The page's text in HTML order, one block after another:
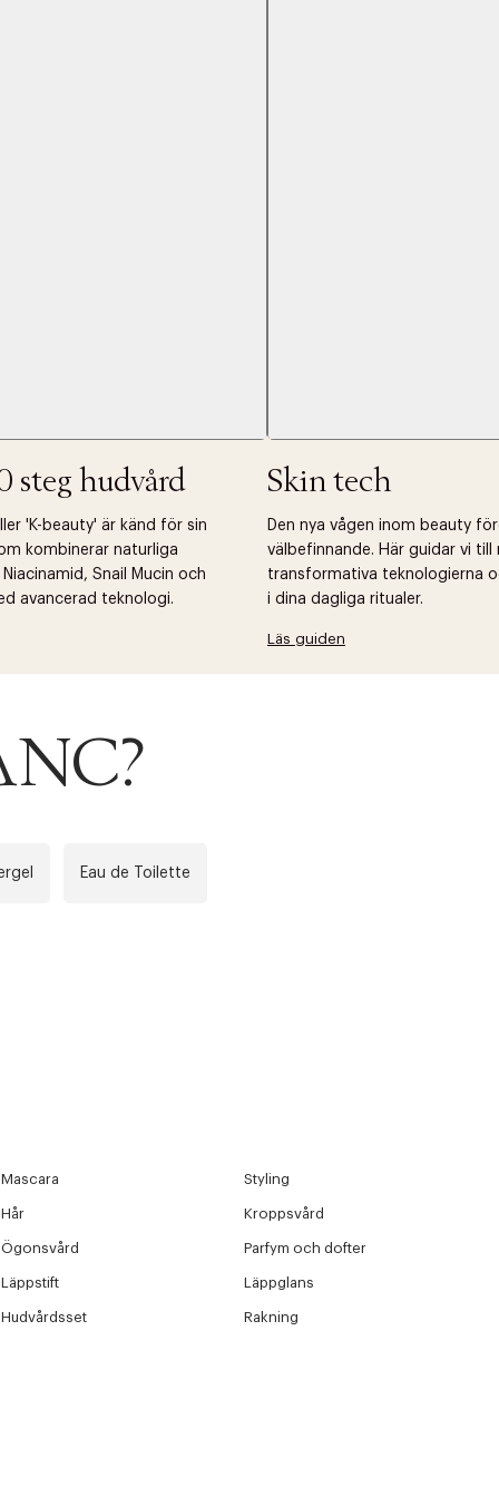
steg hudvård
'K-beauty' är känd för sin
kombinerar naturliga
Snail Mucin och
avancerad teknologi.
Skin tech
Den nya vågen inom beauty
välbefinnande. Här guidar vi till
transformativa teknologierna
i dina dagliga ritualer.
Läs guiden
Eau de Toilette
Mascara Styling
Hår Kroppsvård
Ögonsvård Parfym och dofter
Läppstift Läppglans
Hudvårdsset Rakning